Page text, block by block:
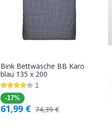
In den
Warenkorb
Bink Bettwäsche BB Karo
blau 135 x 200
1
-17%
61,99€ 74,39€